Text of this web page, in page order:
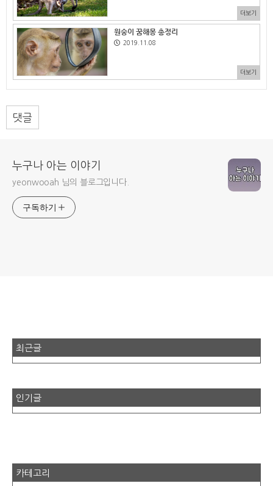
더보기
원숭이 꿈해몽 총정리
2019.11.08
더보기
댓글
누구나 아는 이야기
yeonwooah 님의 블로그입니다.
구독하기
최근글
인기글
카테고리